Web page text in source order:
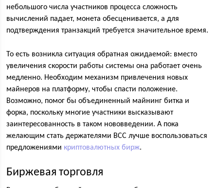
небольшого числа участников процесса сложность
вычислений падает, монета обесценивается, а для
подтверждения транзакций требуется значительное время.
То есть возникла ситуация обратная ожидаемой: вместо
увеличения скорости работы системы она работает очень
медленно. Необходим механизм привлечения новых
майнеров на платформу, чтобы спасти положение.
Возможно, помог бы объединенный майнинг битка и
форка, поскольку многие участники высказывают
заинтересованность в таком нововведении. А пока
желающим стать держателями ВСС лучше воспользоваться
предложениями криптовалютных бирж.
Биржевая торговля